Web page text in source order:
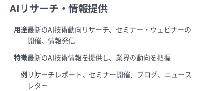
AIリサーチ・情報提供
用途最新のAI技術動向リサーチ、セミナー・ウェビナーの
開催、情報発信
特徴最新のAI技術情報を提供し、業界の動向を把握
例リサーチレポート、セミナー開催、ブログ、ニュース
レター